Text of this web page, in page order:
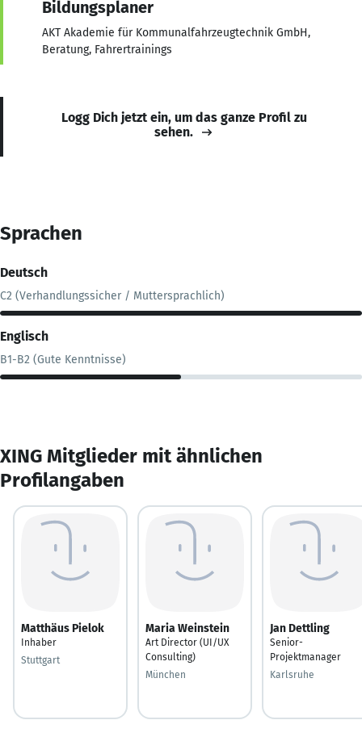
Bildungsplaner
AKT Akademie für Kommunalfahrzeugtechnik GmbH,
Beratung, Fahrertrainings
Logg Dich jetzt ein, um das ganze Profil zu
sehen.
Sprachen
Deutsch
C2 (Verhandlungssicher / Muttersprachlich)
Englisch
B1-B2 (Gute Kenntnisse)
XING Mitglieder mit ähnlichen
Profilangaben
Matthäus Pielok
Inhaber
Stuttgart
Maria Weinstein
Art Director (UI/UX
Consulting)
München
Jan Dettling
Senior-
Projektmanager
Karlsruhe